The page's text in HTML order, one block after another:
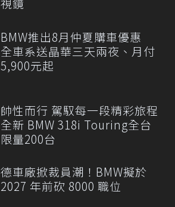
視鏡
BMW推出8月仲夏購車優惠
全車系送晶華三天兩夜、月付
5,900元起
帥性而行 駕馭每一段精彩旅程
全新 BMW 318i Touring全台
限量200台
德車廠掀裁員潮！BMW擬於
2027 年前砍 8000 職位